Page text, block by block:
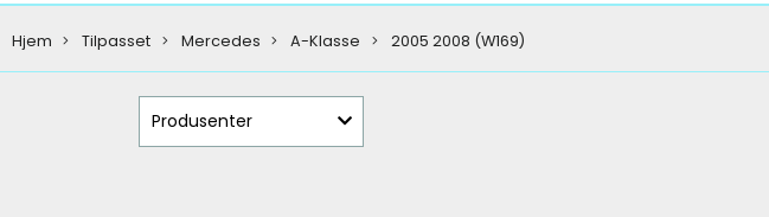
Hjem Tilpasset Mercedes A-Klasse 2005 2008 (W169)
Produsenter